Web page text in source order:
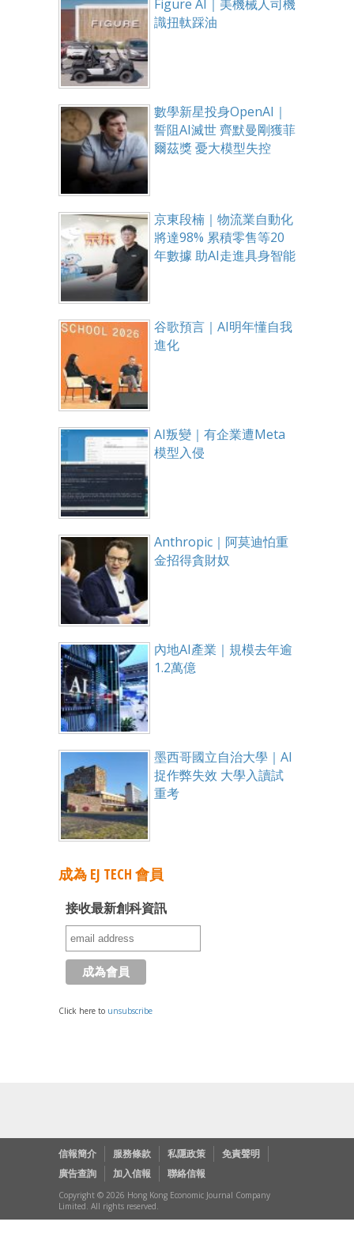
Figure AI｜美機械人司機
識扭軚踩油
數學新星投身OpenAI｜
誓阻AI滅世 齊默曼剛獲菲
爾茲獎 憂大模型失控
京東段楠｜物流業自動化
將達98% 累積零售等20
年數據 助AI走進具身智能
谷歌預言｜AI明年懂自我
進化
AI叛變｜有企業遭Meta
模型入侵
Anthropic｜阿莫迪怕重
金招得貪財奴
內地AI產業｜規模去年逾
1.2萬億
墨西哥國立自治大學｜AI
捉作弊失效 大學入讀試
重考
成為 EJ TECH 會員
接收最新創科資訊
Click here to unsubscribe
信報簡介 服務條款 私隱政策
免責聲明
廣告查詢
加入信報 聯絡信報
Copyright © 2026 Hong Kong Economic Journal Company
Limited. All rights reserved.